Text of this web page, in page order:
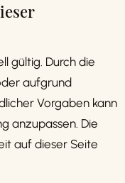
gültig. Durch die
aufgrund
Vorgaben kann
anzupassen. Die
auf dieser Seite